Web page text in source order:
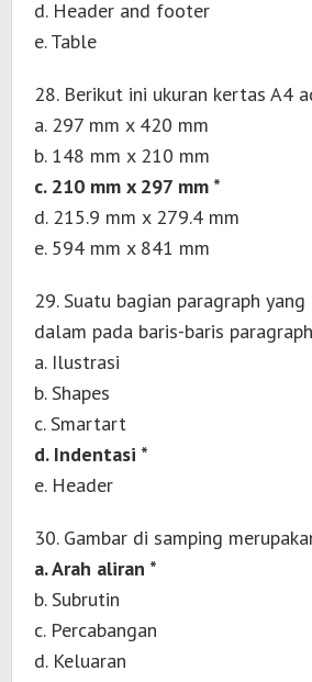
d. Header and footer
e. Table
28. Berikut ini ukuran kertas A4
a. 297 mm x 420 mm
b. 148 mm x 210 mm
c. 210 mm x 297 mm *
d. 215.9 mm x 279.4 mm
e. 594 mm x 841 mm
29. Suatu bagian paragraph
dalam pada baris-baris
a. Ilustrasi
b. Shapes
c. Smartart
d. Indentasi *
e. Header
30. Gambar di samping
a. Arah aliran *
b. Subrutin
c. Percabangan
d. Keluaran